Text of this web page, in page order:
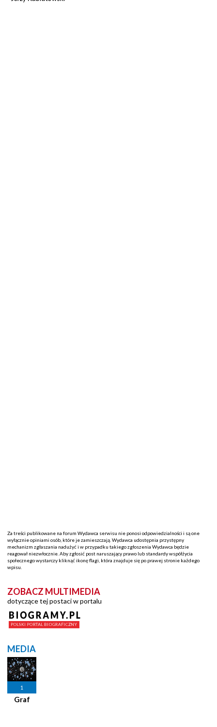
Za treści publikowane na forum Wydawca serwisu nie ponosi odpowiedzialności i są one
wyłącznie opiniami osób, które je zamieszczają. Wydawca udostępnia przystępny
mechanizm zgłaszania nadużyć i w przypadku takiego zgłoszenia Wydawca będzie
reagował niezwłocznie. Aby zgłosić post naruszający prawo lub standardy współżycia
społecznego wystarczy kliknąć ikonę flagi, która znajduje się po prawej stronie każdego
wpisu.
ZOBACZ MULTIMEDIA
dotyczące tej postaci w portalu
MEDIA
1
Graf